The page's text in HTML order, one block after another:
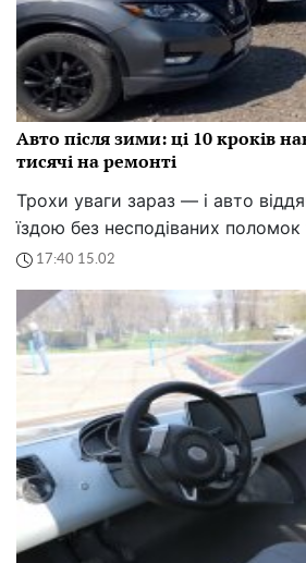
Авто після зими: ці 10 кроків
тисячі на ремонті
Трохи уваги зараз — і авто
їздою без несподіваних
17:40 15.02